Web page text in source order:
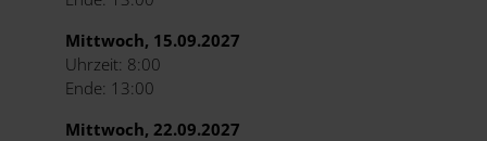
Mittwoch, 15.09.2027
Uhrzeit: 8:00
Ende: 13:00
Mittwoch, 22.09.2027